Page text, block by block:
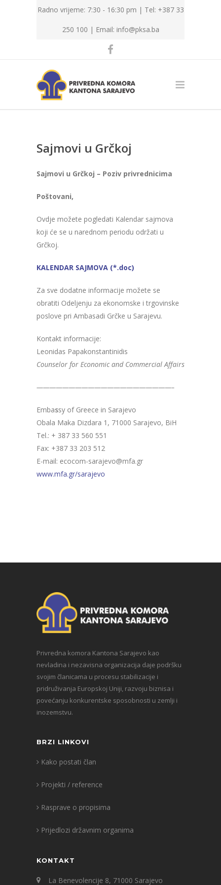
Radno vrijeme: 7:30 - 16:30 pm | Tel: +387 33
250 100 | Email: info@pksa.ba
Sajmovi u Grčkoj
Sajmovi u Grčkoj – Poziv privrednicima
Poštovani,
Ovdje možete pogledati Kalendar sajmova
koji će se u narednom periodu održati u
Grčkoj.
KALENDAR SAJMOVA (*.doc)
Za sve dodatne informacije možete se
obratiti Odeljenju za ekonomske i trgovinske
poslove pri Ambasadi Grčke u Sarajevu.
Kontakt informacije:
Leonidas Papakonstantinidis
Counselor for Economic and Commercial Affairs
—————————————————————–
Embassy of Greece in Sarajevo
Obala Maka Dizdara 1, 71000 Sarajevo, BiH
Tel.: + 387 33 560 551
Fax: +387 33 203 512
E-mail: ecocom-sarajevo@mfa.gr
www.mfa.gr/sarajevo
Privredna komora Kantona Sarajevo kao
nevladina i nezavisna organizacija daje podršku
svojim članicama u procesu stabilizacije i
pridruživanja Europskoj Uniji, razvoju biznisa i
povećanju konkurentske sposobnosti u zemlji i
inozemstvu.
BRZI LINKOVI
Kako postati član
Projekti / reference
Rasprave o propisima
Prijedlozi državnim organima
KONTAKT
La Benevolencije 8, 71000 Sarajevo